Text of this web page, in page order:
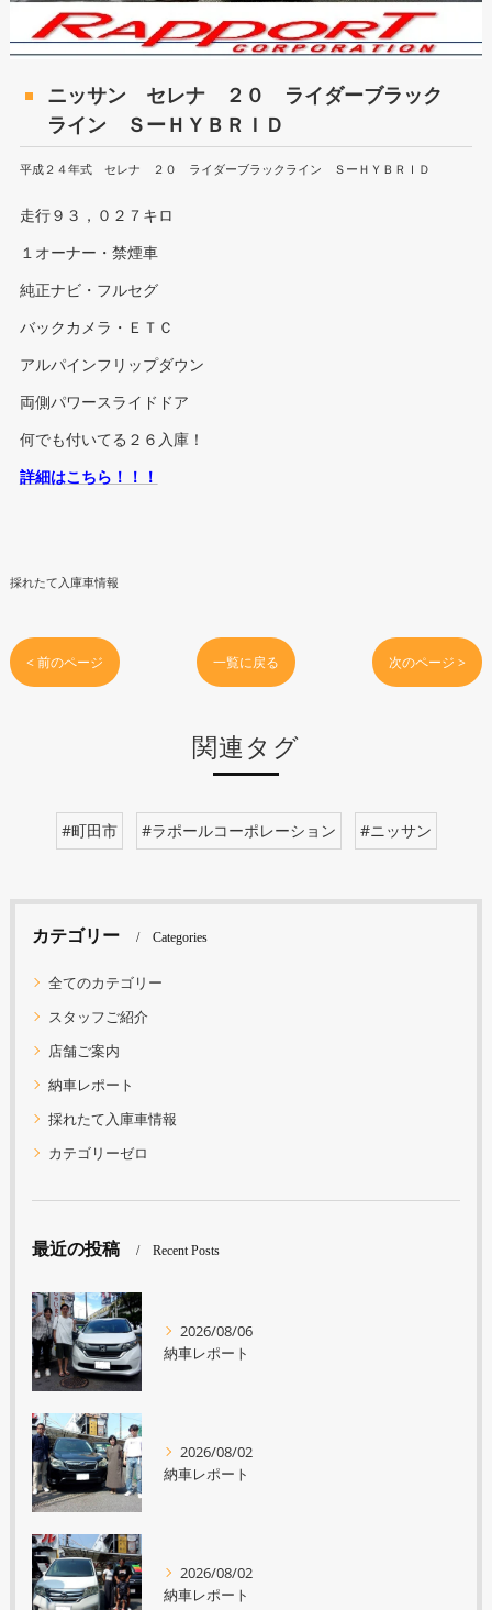
ニッサン セレナ ２０ ライダーブラック
ライン ＳーＨＹＢＲＩＤ
平成２４年式 セレナ ２０ ライダーブラックライン ＳーＨＹＢＲＩＤ
走行９３，０２７キロ
１オーナー・禁煙車
純正ナビ・フルセグ
バックカメラ・ＥＴＣ
アルパインフリップダウン
両側パワースライドドア
何でも付いてる２６入庫！
詳細はこちら！！！
採れたて入庫車情報
< 前のページ 一覧に戻る 次のページ >
関連タグ
#町田市 #ラポールコーポレーション #ニッサン
カテゴリー Categories
全てのカテゴリー
スタッフご紹介
店舗ご案内
納車レポート
採れたて入庫車情報
カテゴリーゼロ
最近の投稿 Recent Posts
2026/08/06
納車レポート
2026/08/02
納車レポート
2026/08/02
納車レポート